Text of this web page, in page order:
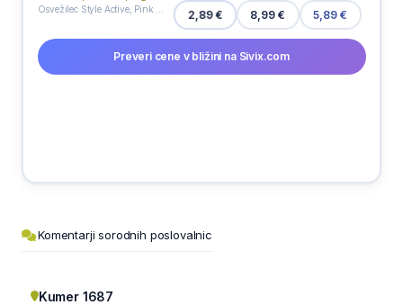
2,89 € 8,99 € 5,89 €
Preveri cene v bližini na Sivix.com
Komentarji sorodnih poslovalnic
Kumer 1687